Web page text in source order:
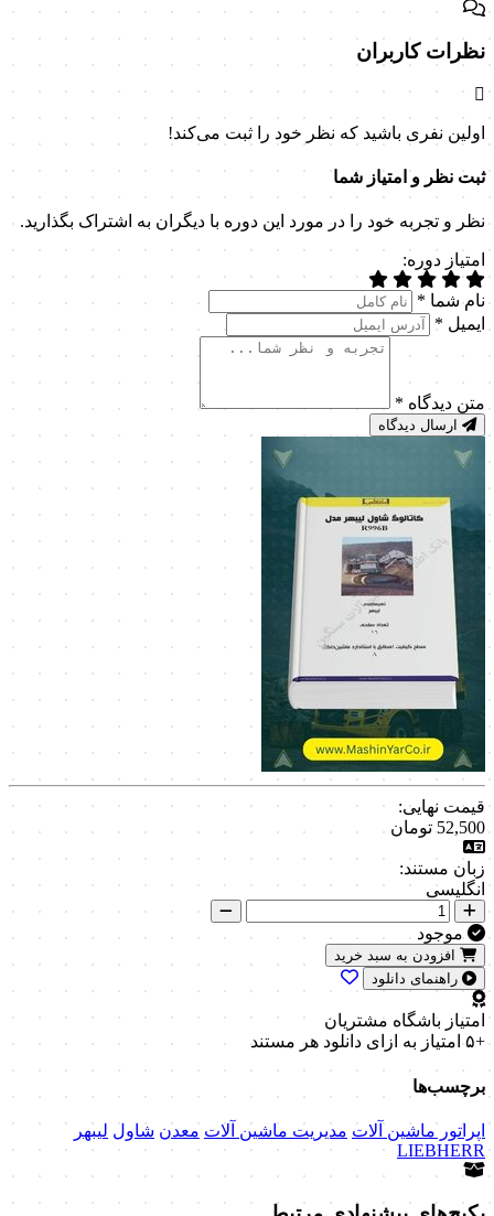
نظرات کاربران
اولین نفری باشید که نظر خود را ثبت می‌کند!
ثبت نظر و امتیاز شما
نظر و تجربه خود را در مورد این دوره با دیگران به اشتراک بگذارید.
امتیاز دوره:
نام شما *
ایمیل *
متن دیدگاه *
ارسال دیدگاه
قیمت نهایی:
52,500 تومان
زبان مستند:
انگلیسی
موجود
افزودن به سبد خرید
راهنمای دانلود
امتیاز باشگاه مشتریان
+۵ امتیاز
به ازای دانلود هر مستند
برچسب‌ها
اپراتور ماشین آلات مدیریت ماشین آلات معدن شاول لیبهر
LIEBHERR